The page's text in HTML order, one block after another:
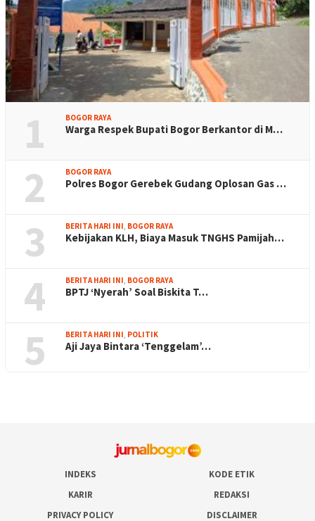
1 BOGOR RAYA
Warga Respek Bupati Bogor Berkantor di M…
2 BOGOR RAYA
Polres Bogor Gerebek Gudang Oplosan Gas …
3 BERITA HARI INI, BOGOR RAYA
Kebijakan KLH, Biaya Masuk TNGHS Pamijah…
4 BERITA HARI INI, BOGOR RAYA
BPTJ ‘Nyerah’ Soal Biskita T…
5 BERITA HARI INI, POLITIK
Aji Jaya Bintara ‘Tenggelam’…
INDEKS
KODE ETIK
KARIR
REDAKSI
PRIVACY POLICY
DISCLAIMER